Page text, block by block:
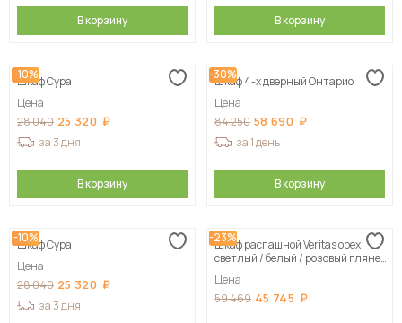
В корзину В корзину
-10%
Шкаф Сура
Цена
28 040 25 320
за 3 дня
В корзину
-30%
Шкаф 4-х дверный Онтарио
Цена
84 250 58 690
за 1 день
В корзину
-10%
Шкаф Сура
Цена
28 040 25 320
за 3 дня
-23%
Шкаф распашной Veritas орех
светлый / белый / розовый глянец
Цена
59 469 45 745